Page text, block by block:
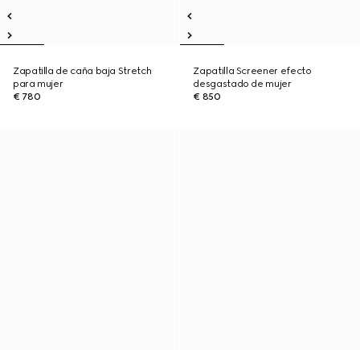
Zapatilla de caña baja Stretch
para mujer
€ 780
Zapatilla Screener efecto
desgastado de mujer
€ 850